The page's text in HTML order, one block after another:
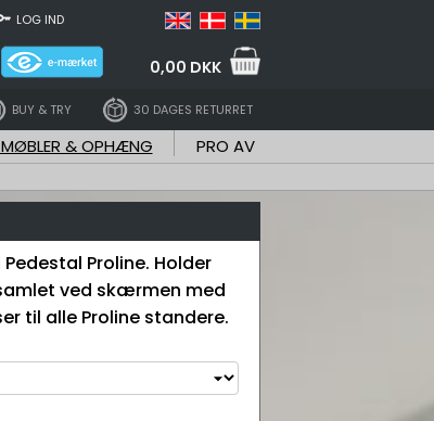
LOG IND
0,00 DKK
BUY & TRY 30 DAGES RETURRET
& OPHÆNG PRO AV
Proline. Holder
ved skærmen med
til alle Proline standere.